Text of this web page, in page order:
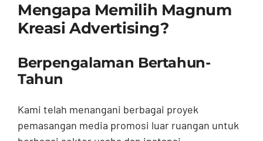
Mengapa Memilih Magnum
Kreasi Advertising?
Berpengalaman Bertahun-
Tahun
Kami telah menangani berbagai proyek
pemasangan media promosi luar ruangan untuk